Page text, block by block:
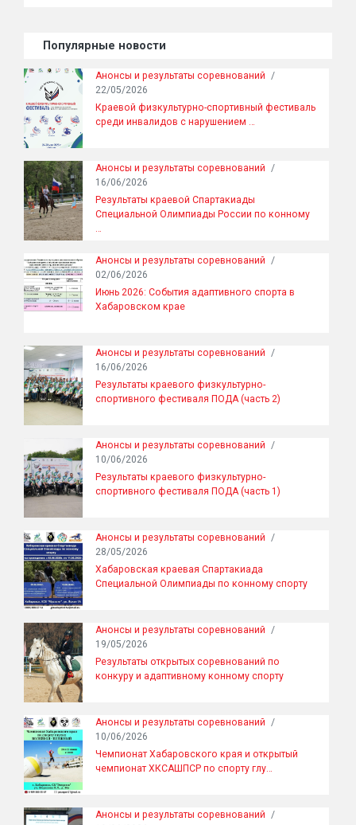
Популярные новости
Анонсы и результаты соревнований /
22/05/2026
Краевой физкультурно-спортивный фестиваль
среди инвалидов с нарушением …
Анонсы и результаты соревнований /
16/06/2026
Результаты краевой Спартакиады
Специальной Олимпиады России по конному
…
Анонсы и результаты соревнований /
02/06/2026
Июнь 2026: События адаптивного спорта в
Хабаровском крае
Анонсы и результаты соревнований /
16/06/2026
Результаты краевого физкультурно-
спортивного фестиваля ПОДА (часть 2)
Анонсы и результаты соревнований /
10/06/2026
Результаты краевого физкультурно-
спортивного фестиваля ПОДА (часть 1)
Анонсы и результаты соревнований /
28/05/2026
Хабаровская краевая Спартакиада
Специальной Олимпиады по конному спорту
Анонсы и результаты соревнований /
19/05/2026
Результаты открытых соревнований по
конкуру и адаптивному конному спорту
Анонсы и результаты соревнований /
10/06/2026
Чемпионат Хабаровского края и открытый
чемпионат ХКСАШПСР по спорту глу…
Анонсы и результаты соревнований /